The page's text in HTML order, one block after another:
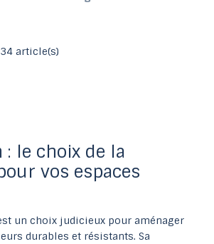
article(s)
: le choix de la
vos espaces
un choix judicieux pour aménager
durables et résistants. Sa